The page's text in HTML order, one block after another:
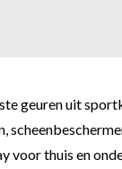
geuren uit
voor thuis en